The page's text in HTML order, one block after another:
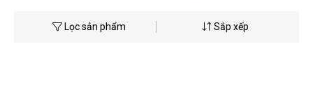
Lọc sản phẩm Sắp xếp